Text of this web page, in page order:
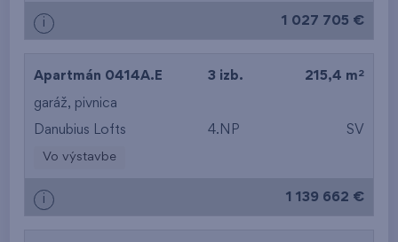
i 1 027 705 €
Apartmán 0414A.E 3 izb. 215,4 m 2
garáž, pivnica
Danubius Lofts 4.NP SV
Vo výstavbe
i 1 139 662 €